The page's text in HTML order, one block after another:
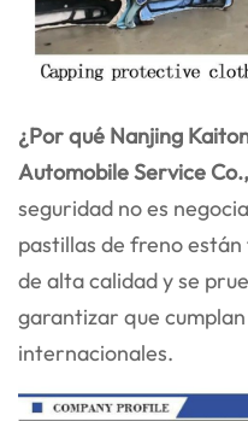
¿Por qué Nanjing
Automobile Service
seguridad no es
pastillas de freno
de alta calidad y se
garantizar que
internacionales.